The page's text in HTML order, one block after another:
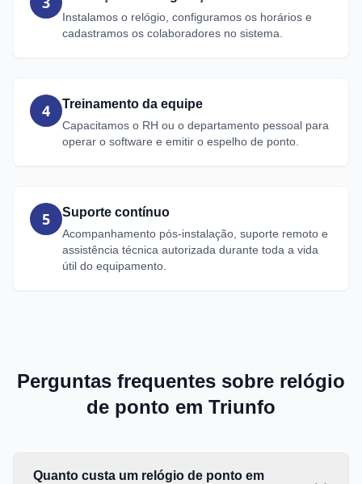
Instalamos o relógio, configuramos os horários e
cadastramos os colaboradores no sistema.
4 Treinamento da equipe
Capacitamos o RH ou o departamento pessoal para
operar o software e emitir o espelho de ponto.
5 Suporte contínuo
Acompanhamento pós-instalação, suporte remoto e
assistência técnica autorizada durante toda a vida
útil do equipamento.
Perguntas frequentes sobre relógio
de ponto em Triunfo
Quanto custa um relógio de ponto em